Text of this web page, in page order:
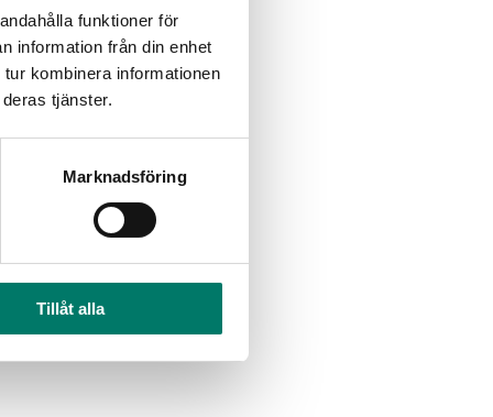
funktioner för
information från din enhet
kombinera informationen
tjänster.
Marknadsföring
Tillåt alla